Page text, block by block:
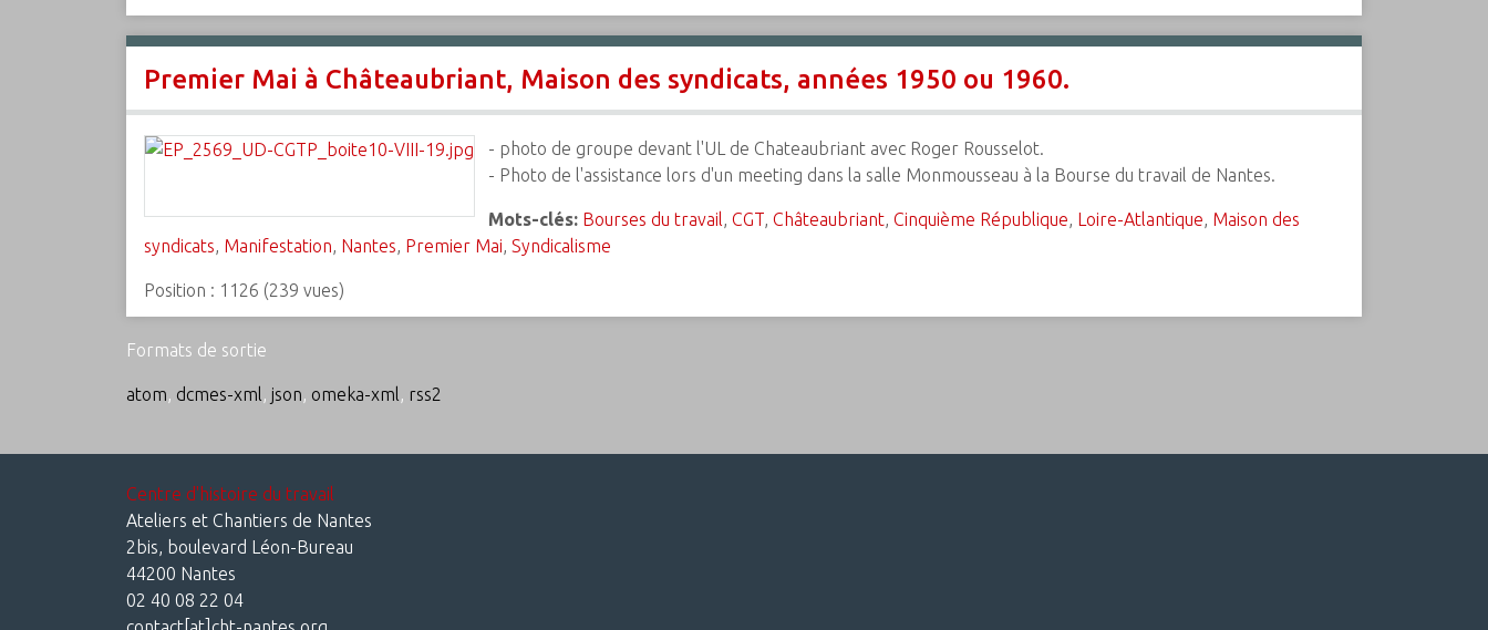
Premier Mai à Châteaubriant, Maison des syndicats, années 1950 ou 1960.
- photo de groupe devant l'UL de Chateaubriant avec Roger Rousselot.
- Photo de l'assistance lors d'un meeting dans la salle Monmousseau à la Bourse du travail de Nantes.
Mots-clés: Bourses du travail, CGT, Châteaubriant, Cinquième République, Loire-Atlantique, Maison des
syndicats, Manifestation, Nantes, Premier Mai, Syndicalisme
Position : 1126 (239 vues)
Formats de sortie
atom, dcmes-xml, json, omeka-xml, rss2
Centre d'histoire du travail
Ateliers et Chantiers de Nantes
2bis, boulevard Léon-Bureau
44200 Nantes
02 40 08 22 04